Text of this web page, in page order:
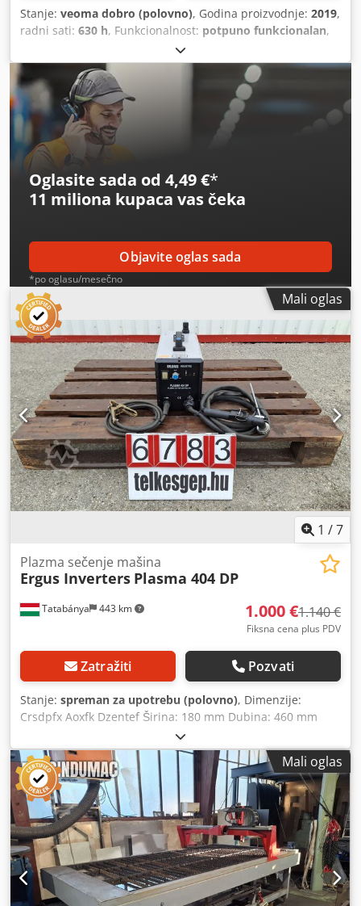
Stanje: veoma dobro (polovno), Godina proizvodnje: 2019,
radni sati: 630 h, Funkcionalnost: potpuno funkcionalan,
Becky Job Master 6,20P CNC uređaj za plazmansko sečenje
Godina proizvodnje: 2019 Cedpfjzpf Uvex Anterf Izvor
napajanja: Hypertherm XPR170 Softver za mašinu uključen,
isključen softver za optimizaciju rasporeda delova
Donaldson sistem za usisavanje, 5,5 kW Isključeno:
demontaža i dostava Mašina se prodaje zbog nabavke
laserskog uređaja za sečenje. Lokacija: Vorarlberg
Oglasite sada od 4,49 €*
11 miliona kupaca vas čeka
Objavite oglas sada
*po oglasu/mesečno
Mali oglas
1 /7
Tatabánya 443 km
Plazma sečenje mašina
Ergus Inverters Plasma 404 DP
1.000 €1.140 €
Fiksna cena plus PDV
Zatražiti Pozvati
Stanje: spreman za upotrebu (polovno), Dimenzije:
Crsdpfx Aoxfk Dzentef Širina: 180 mm Dubina: 460 mm
Visina: 280 mm Godina proizvodnje: 2008 Debljina sečenja:
Kvalitetan rez 12 mm – Granično sečenje 14 mm
Mali oglas